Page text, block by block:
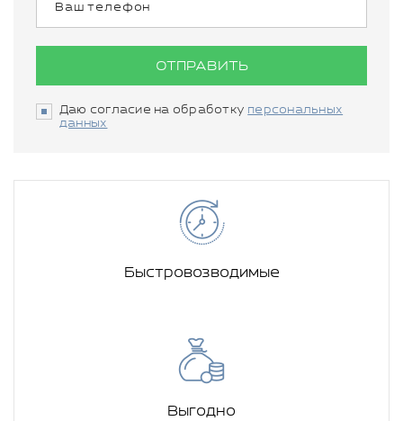
ОТПРАВИТЬ
Даю согласие на обработку персональных
данных
Быстровозводимые
Выгодно